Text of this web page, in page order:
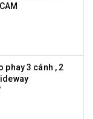
phay 3 cánh , 2